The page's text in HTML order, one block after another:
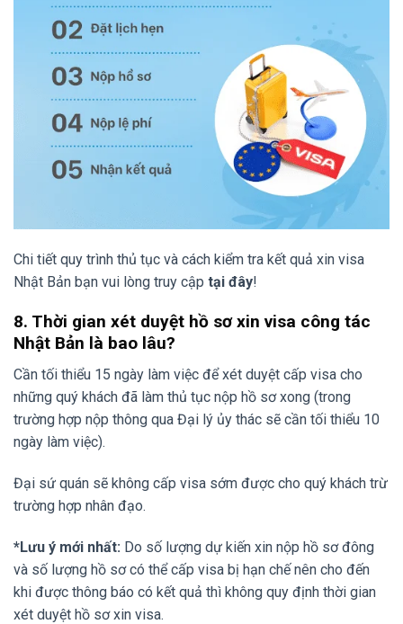
Chi tiết quy trình thủ tục và cách kiểm tra kết quả xin visa
Nhật Bản bạn vui lòng truy cập tại đây!
8. Thời gian xét duyệt hồ sơ xin visa công tác
Nhật Bản là bao lâu?
Cần tối thiểu 15 ngày làm việc để xét duyệt cấp visa cho
những quý khách đã làm thủ tục nộp hồ sơ xong (trong
trường hợp nộp thông qua Đại lý ủy thác sẽ cần tối thiểu 10
ngày làm việc).
Đại sứ quán sẽ không cấp visa sớm được cho quý khách trừ
trường hợp nhân đạo.
*Lưu ý mới nhất: Do số lượng dự kiến xin nộp hồ sơ đông
và số lượng hồ sơ có thể cấp visa bị hạn chế nên cho đến
khi được thông báo có kết quả thì không quy định thời gian
xét duyệt hồ sơ xin visa.